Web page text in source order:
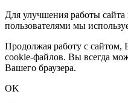
Для улучшения работы сайта
пользователями мы
Продолжая работу с сайтом,
cookie-файлов. Вы всегда
Вашего браузера.
OK